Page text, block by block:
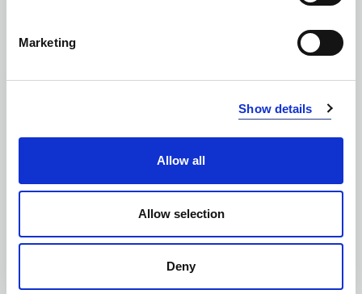
Marketing
Show details
Allow all
Allow selection
Deny